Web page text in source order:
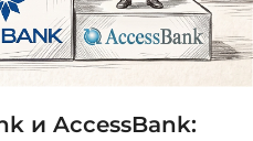
и AccessBank: